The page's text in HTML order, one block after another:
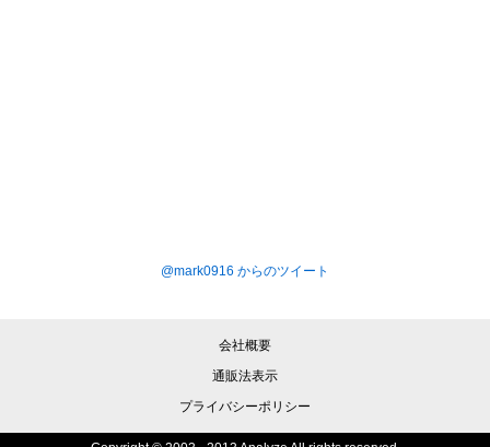
@mark0916 からのツイート
会社概要
通販法表示
プライバシーポリシー